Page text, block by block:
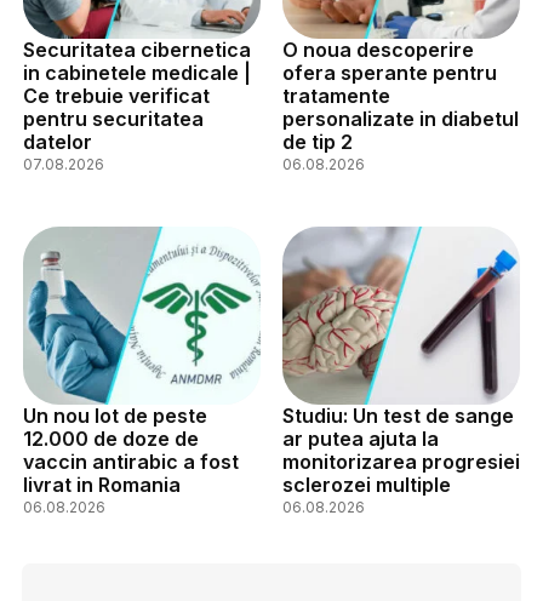
Securitatea cibernetica
in cabinetele medicale |
Ce trebuie verificat
pentru securitatea
datelor
07.08.2026
O noua descoperire
ofera sperante pentru
tratamente
personalizate in diabetul
de tip 2
06.08.2026
Un nou lot de peste
12.000 de doze de
vaccin antirabic a fost
livrat in Romania
06.08.2026
Studiu: Un test de sange
ar putea ajuta la
monitorizarea progresiei
sclerozei multiple
06.08.2026